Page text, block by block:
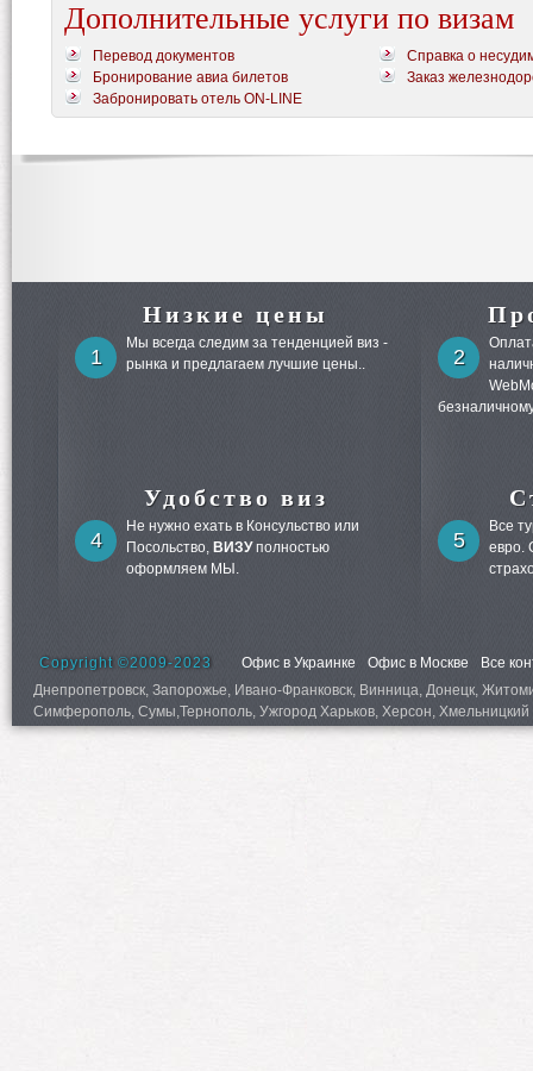
Дополнительные услуги по визам
Перевод документов
Справка о
Бронирование авиа билетов
Заказ
Забронировать отель ON-LINE
Низкие цены
1
Мы всегда следим за тенденцией виз -
рынка и предлагаем лучшие цены..
2
Удобство виз
4
Не нужно ехать в Консульство или
Посольство, ВИЗУполностью
оформляем МЫ.
5
Все
евро.
Copyright ©2009-2023 Офис в Украинке Офис в Москве
Все
Днепропетровск, Запорожье, Ивано-Франковск, Винница, Донецк,
Симферополь, Сумы,Тернополь, Ужгород Харьков, Херсон,